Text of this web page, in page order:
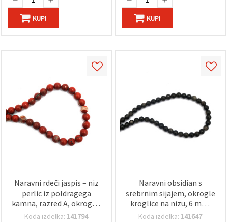
KUPI KUPI
Naravni rdeči jaspis – niz
perlic iz poldragega
kamna, razred A, okrogle,
10 mm, ~35 kosov
Koda izdelka: 141794
Naravni obsidian s
srebrnim sijajem, okrogle
kroglice na nizu, 6 mm,
cca 60 kos – globoko črn
Koda izdelka: 141647